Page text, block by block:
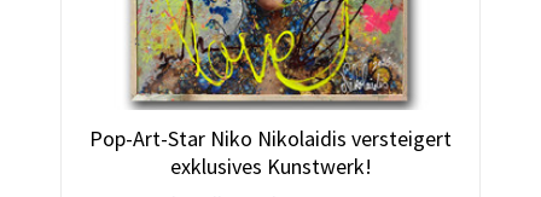
Pop-Art-Star Niko Nikolaidis versteigert
exklusives Kunstwerk!